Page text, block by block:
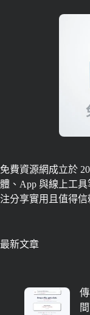
免費資源網成立於
體、App 與線上工
注分享實用且值得信
最新文章